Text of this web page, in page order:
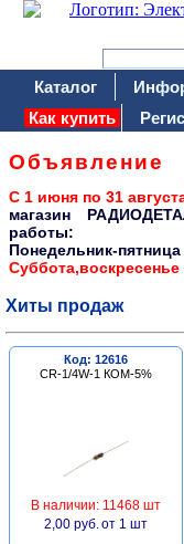
Каталог
Как купить
Объявление
С 1 июня по 31
магазин
работы:
Понедельник-
Хиты продаж
Код: 12616
CR-1/4W-1 КОМ-5%
В наличии: 11468 шт
2,00 руб. от 1 шт